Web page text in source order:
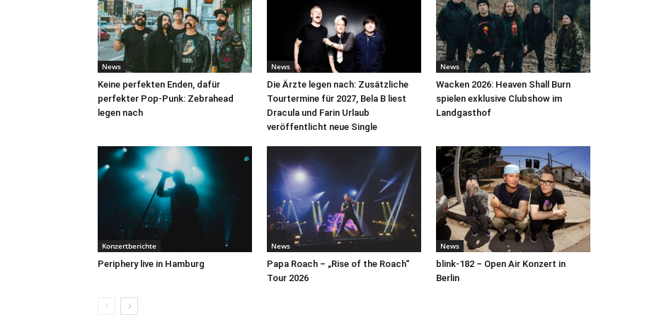
News
Keine perfekten Enden, dafür
perfekter Pop-Punk: Zebrahead
legen nach
News
Die Ärzte legen nach: Zusätzliche
Tourtermine für 2027, Bela B liest
Dracula und Farin Urlaub
veröffentlicht neue Single
News
Wacken 2026: Heaven Shall Burn
spielen exklusive Clubshow im
Landgasthof
Konzertberichte
Periphery live in Hamburg
News
Papa Roach – „Rise of the Roach“
Tour 2026
News
blink-182 – Open Air Konzert in
Berlin